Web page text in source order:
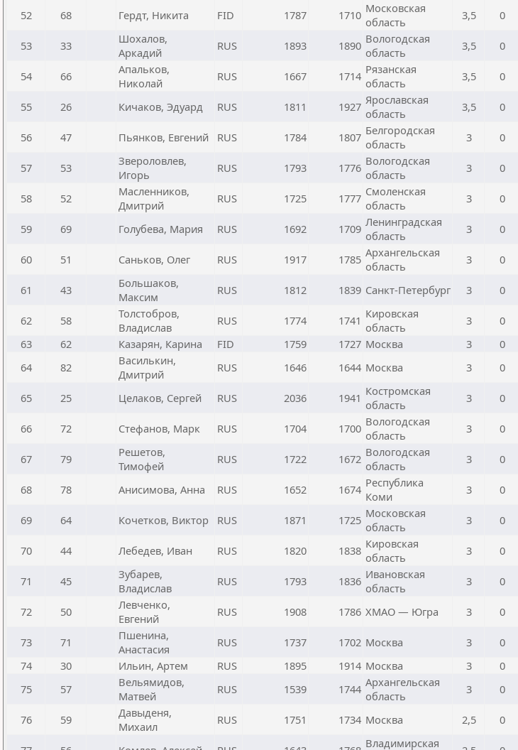
52 68 Гердт, Никита FID 1787 1710 Московская
область
3,5 0
53 33
Шохалов,
Аркадий
RUS 1893 1890 Вологодская
область
3,5 0
54 66
Апальков,
Николай
RUS 1667 1714 Рязанская
область
3,5 0
55 26 Кичаков, Эдуард RUS 1811 1927 Ярославская
область
3,5 0
56 47 Пьянков, Евгений RUS 1784 1807 Белгородская
область
3 0
57 53
Звероловлев,
Игорь
RUS 1793 1776 Вологодская
область
3 0
58 52
Масленников,
Дмитрий
RUS 1725 1777 Смоленская
область
3 0
59 69 Голубева, Мария RUS 1692 1709 Ленинградская
область
3 0
60 51 Саньков, Олег RUS 1917 1785 Архангельская
область
3 0
61 43
Большаков,
Максим
RUS 1812 1839 Санкт-Петербург 3 0
62 58
Толстобров,
Владислав
RUS 1774 1741 Кировская
область
3 0
63
62 Казарян, Карина FID 1759 1727 Москва 3 0
64
82
Василькин,
Дмитрий
RUS 1646 1644 Москва 3 0
65 25 Целаков, Сергей RUS 2036 1941 Костромская
область
3 0
66 72 Стефанов, Марк RUS 1704 1700 Вологодская
область
3 0
67 79
Решетов,
Тимофей
RUS 1722 1672 Вологодская
область
3 0
68 78 Анисимова, Анна RUS 1652 1674 Республика
Коми
3 0
69 64 Кочетков, Виктор RUS 1871 1725 Московская
область
3 0
70 44 Лебедев, Иван RUS 1820 1838 Кировская
область
3 0
71 45
Зубарев,
Владислав
RUS 1793 1836 Ивановская
область
3 0
72 50
Левченко,
Евгений
RUS 1908 1786 ХМАО — Югра 3 0
73 71
Пшенина,
Анастасия
RUS 1737 1702 Москва 3 0
74
30 Ильин, Артем RUS 1895 1914 Москва 3 0
75
57
Вельямидов,
Матвей
RUS 1539 1744 Архангельская
область
3 0
76 59
Давыденя,
Михаил
RUS 1751 1734 Москва 2,5 0
Владимирская